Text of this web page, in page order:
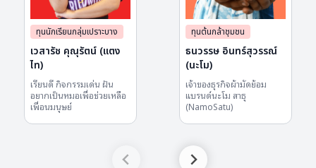
ทุนนักเรียนกลุ่มเปราะบาง
เวสารัช คุณุรัตน์ (แตง
ไท)
เรียนดี กิจกรรมเด่น ฝัน
อยากเป็นหมอเพื่อช่วยเหลือ
เพื่อนมนุษย์
ทุนต้นกล้าชุมชน
ธนวรรษ อินทร์สุวรรณ์
(นะโม)
เจ้าของธุรกิจผ้ามัดย้อม
แบรนด์นะโม สาธุ
(NamoSatu)